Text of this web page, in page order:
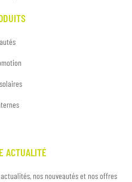
ACTUALITÉ
nos nouveautés et nos offres